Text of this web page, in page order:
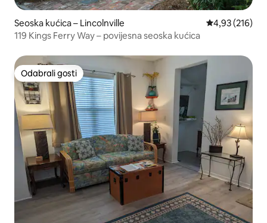
Seoska kućica – Lincolnville Prosječna
4,93 (216)
119 Kings Ferry Way – povijesna seoska kućica
Odabrali gosti
Odabrali gosti